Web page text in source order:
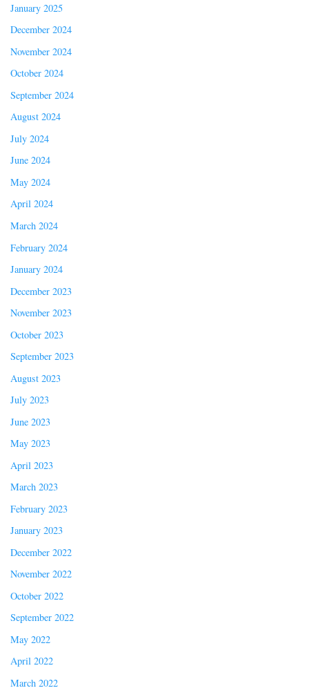
January 2025
December 2024
November 2024
October 2024
September 2024
August 2024
July 2024
June 2024
May 2024
April 2024
March 2024
February 2024
January 2024
December 2023
November 2023
October 2023
September 2023
August 2023
July 2023
June 2023
May 2023
April 2023
March 2023
February 2023
January 2023
December 2022
November 2022
October 2022
September 2022
May 2022
April 2022
March 2022